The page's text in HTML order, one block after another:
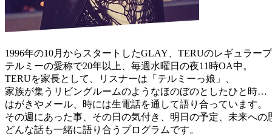
1996年の10月からスタートしたGLAY、TERUのレギュラープ
テルミーの愛称で20年以上、毎週水曜日の夜11時OA中。
TERUを家長として、リスナーは「テルミーっ娘」、
家族が集うリビングルームのようなほのぼのとしたひと時…
はがきやメール、時には生電話を通して語り合っています。
その週にあった事、その日の気付き、明日の予定、未来への
どんな話も一緒に語り合うプログラムです。